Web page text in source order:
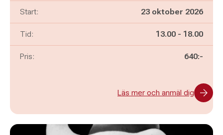
Start: 23 oktober 2026
Tid: Pågår mellan
13.00 - och
18.00
Pris: 640:-
Läs mer och anmäl dig